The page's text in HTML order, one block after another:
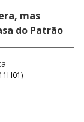
mas
do Patrão
)